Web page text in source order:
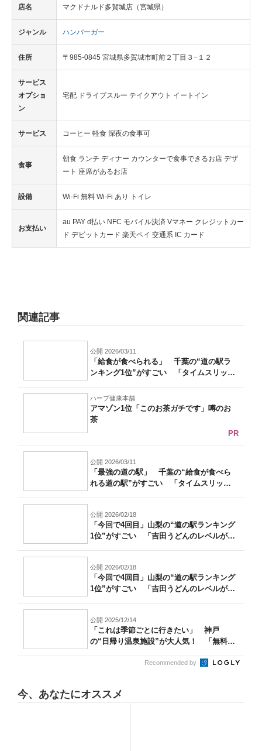
店名 マクドナルド多賀城店（宮城県）
ジャンル ハンバーガー
住所 〒985-0845 宮城県多賀城市町前２丁目３−１２
サービス
オプショ
ン
宅配 ドライブスルー テイクアウト イートイン
サービス コーヒー 軽食 深夜の食事可
食事
朝食 ランチ ディナー カウンターで食事できるお店 デザ
ート 座席があるお店
設備 Wi-Fi 無料 Wi-Fi あり トイレ
お支払い
au PAY d払い NFC モバイル決済 Vマネー クレジットカー
ド デビットカード 楽天ペイ 交通系 IC カード
関連記事
公開 2026/03/11
「給食が食べられる」 千葉の“道の駅ラ
ンキング1位”がすごい 「タイムスリップ
ハーブ健康本舗
アマゾン1位「このお茶ガチです」噂のお
茶
PR
公開 2026/03/11
「最強の道の駅」 千葉の“給食が食べら
れる道の駅”がすごい 「タイムスリップ
公開 2026/02/18
「今回で4回目」山梨の“道の駅ランキング
1位”がすごい 「吉田うどんのレベルが
公開 2026/02/18
「今回で4回目」山梨の“道の駅ランキング
1位”がすごい 「吉田うどんのレベルが
公開 2025/12/14
「これは季節ごとに行きたい」 神戸
の“日帰り温泉施設”が大人気！ 「無料送
Recommended by
今、あなたにオススメ